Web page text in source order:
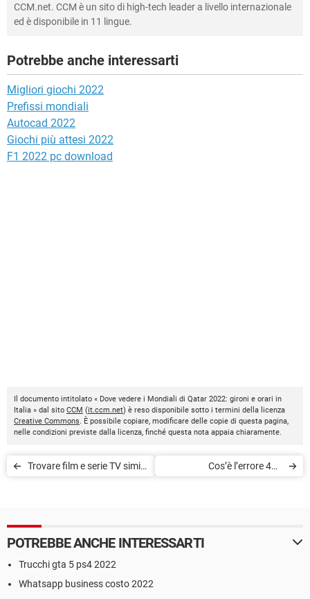
CCM.net. CCM è un sito di high-tech leader a livello internazionale
ed è disponibile in 11 lingue.
Potrebbe anche interessarti
Migliori giochi 2022
Prefissi mondiali
Autocad 2022
Giochi più attesi 2022
F1 2022 pc download
Il documento intitolato « Dove vedere i Mondiali di Qatar 2022: gironi e orari in
Italia » dal sito CCM (it.ccm.net) è reso disponibile sotto i termini della licenza
Creative Commons . È possibile copiare, modificare delle copie di questa pagina,
nelle condizioni previste dalla licenza, finché questa nota appaia chiaramente.
Trovare film e serie TV simili
Cos’è l’errore 403
POTREBBE ANCHE INTERESSARTI
Trucchi gta 5 ps4 2022
Whatsapp business costo 2022